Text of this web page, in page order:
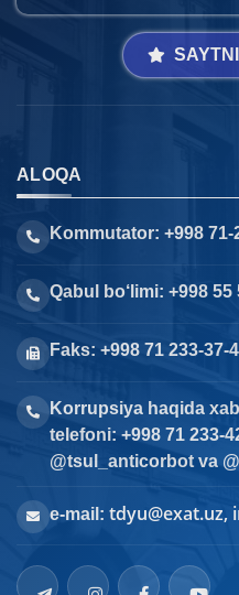
ALOQA
Kommutator: +998 71-
Qabul bo‘limi: +998 55
Faks: +998 71 233-37-
Korrupsiya haqida
telefoni: +998 71 233-
@tsul_anticorbot va
e-mail: tdyu@exat.uz,